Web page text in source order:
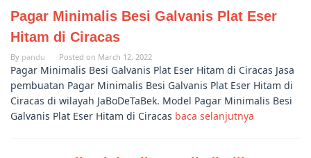
Pagar Minimalis Besi Galvanis Plat Eser
Hitam di Ciracas
By pandu Posted on March 12, 2022
Pagar Minimalis Besi Galvanis Plat Eser Hitam di Ciracas Jasa
pembuatan Pagar Minimalis Besi Galvanis Plat Eser Hitam di
Ciracas di wilayah JaBoDeTaBek. Model Pagar Minimalis Besi
Galvanis Plat Eser Hitam di Ciracas baca selanjutnya